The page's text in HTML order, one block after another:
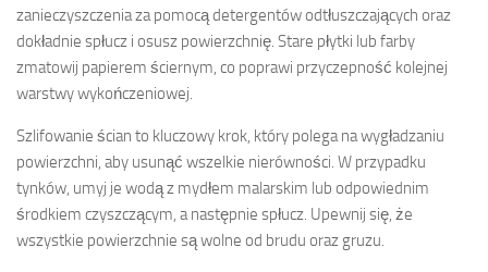
zanieczyszczenia za pomocą detergentów odtłuszczających oraz
dokładnie spłucz i osusz powierzchnię. Stare płytki lub farby
zmatowij papierem ściernym, co poprawi przyczepność kolejnej
warstwy wykończeniowej.
Szlifowanie ścian to kluczowy krok, który polega na wygładzaniu
powierzchni, aby usunąć wszelkie nierówności. W przypadku
tynków, umyj je wodą z mydłem malarskim lub odpowiednim
środkiem czyszczącym, a następnie spłucz. Upewnij się, że
wszystkie powierzchnie są wolne od brudu oraz gruzu.